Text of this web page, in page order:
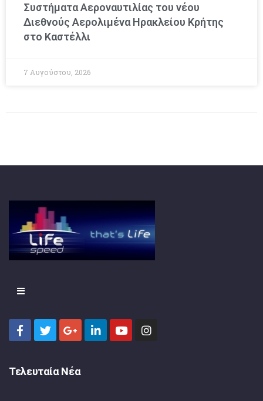
Συστήματα Αεροναυτιλίας του νέου
Διεθνούς Αερολιμένα Ηρακλείου Κρήτης
στο Καστέλλι
7 Αυγούστου, 2026
Τελευταία Νέα